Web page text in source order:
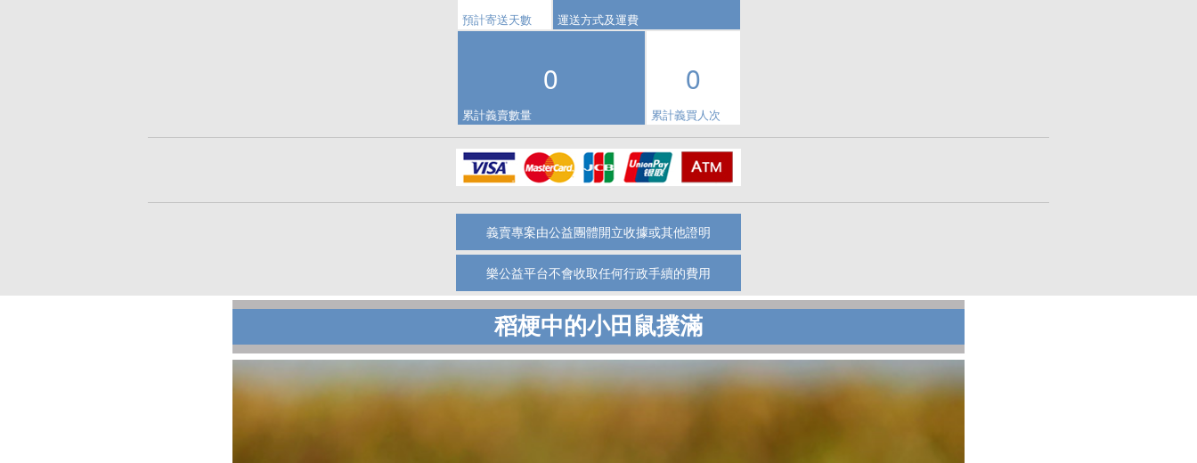
預計寄送天數 運送方式及運費
0
累計義賣數量
0
累計義買人次
義賣專案由公益團體開立收據或其他證明
樂公益平台不會收取任何行政手續的費用
稻梗中的小田鼠撲滿